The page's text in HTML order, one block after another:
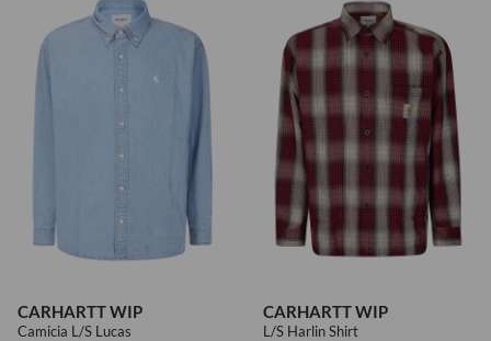
CARHARTT WIP
Camicia L/S Lucas
CARHARTT WIP
L/S Harlin Shirt